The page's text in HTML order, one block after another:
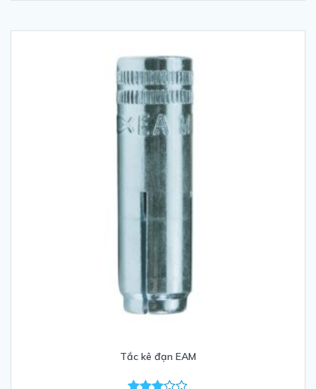
Tắc kê đạn EAM